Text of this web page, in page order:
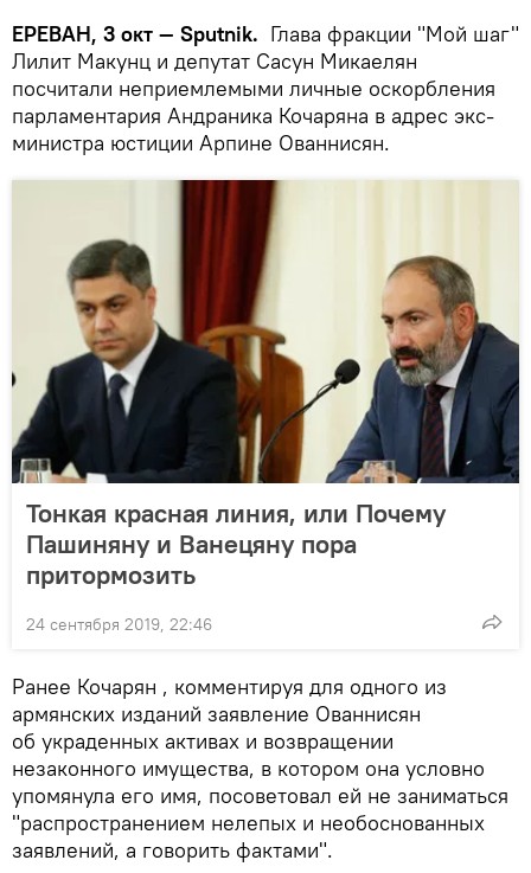
ЕРЕВАН, 3 окт — Sputnik. Глава фракции "Мой шаг"
Лилит Макунц и депутат Сасун Микаелян
посчитали неприемлемыми личные оскорбления
парламентария Андраника Кочаряна в адрес экс-
министра юстиции Арпине Ованнисян.
Тонкая красная линия, или Почему
Пашиняну и Ванецяну пора
притормозить
24 сентября 2019, 22:46
Ранее Кочарян , комментируя для одного из
армянских изданий заявление Ованнисян
об украденных активах и возвращении
незаконного имущества, в котором она условно
упомянула его имя, посоветовал ей не заниматься
"распространением нелепых и необоснованных
заявлений, а говорить фактами".